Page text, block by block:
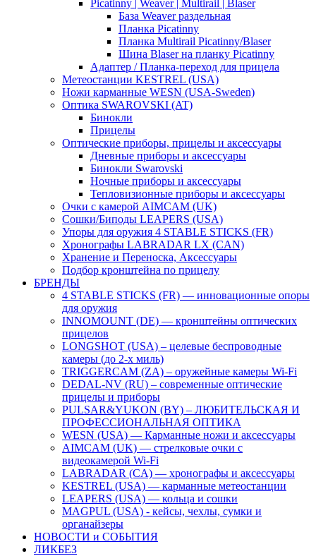
Picatinny | Weaver | Multirail | Blaser
База Weaver раздельная
Планка Picatinny
Планка Multirail Picatinny/Blaser
Шина Blaser на планку Picatinny
Адаптер / Планка-переход для прицела
Метеостанции KESTREL (USA)
Ножи карманные WESN (USA-Sweden)
Оптика SWAROVSKI (AT)
Бинокли
Прицелы
Оптические приборы, прицелы и аксессуары
Дневные приборы и аксессуары
Бинокли Swarovski
Ночные приборы и аксессуары
Тепловизионные приборы и аксессуары
Очки с камерой AIMCAM (UK)
Сошки/Биподы LEAPERS (USA)
Упоры для оружия 4 STABLE STICKS (FR)
Хронографы LABRADAR LX (CAN)
Хранение и Переноска, Аксессуары
Подбор кронштейна по прицелу
БРЕНДЫ
4 STABLE STICKS (FR) — инновационные опоры
для оружия
INNOMOUNT (DE) — кронштейны оптических
прицелов
LONGSHOT (USA) – целевые беспроводные
камеры (до 2-х миль)
TRIGGERCAM (ZA) – оружейные камеры Wi-Fi
DEDAL-NV (RU) – современные оптические
прицелы и приборы
PULSAR&YUKON (BY) – ЛЮБИТЕЛЬСКАЯ И
ПРОФЕССИОНАЛЬНАЯ ОПТИКА
WESN (USA) — Карманные ножи и аксессуары
AIMCAM (UK) — стрелковые очки с
видеокамерой Wi-Fi
LABRADAR (CA) — хронографы и аксессуары
KESTREL (USA) — карманные метеостанции
LEAPERS (USA) — кольца и сошки
MAGPUL (USA) - кейсы, чехлы, сумки и
органайзеры
НОВОСТИ и СОБЫТИЯ
ЛИКБЕЗ